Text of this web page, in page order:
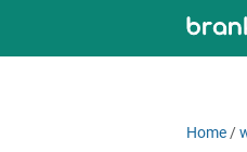
Home /